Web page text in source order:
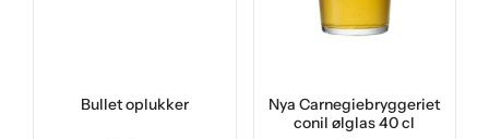
Bullet oplukker
Nya Carnegiebryggeriet
conil ølglas 40 cl